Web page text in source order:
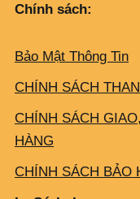
Chính sách:
Bảo Mật Thông Tin
CHÍNH SÁCH
CHÍNH SÁCH
HÀNG
CHÍNH SÁCH BẢO